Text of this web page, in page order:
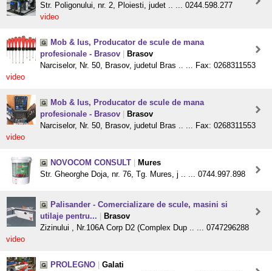
Str. Poligonului, nr. 2, Ploiesti, judet .. ... 0244.598.277
video
Mob & Ius, Producator de scule de mana
profesionale - Brasov
Brasov
Narciselor, Nr. 50, Brasov, judetul Bras .. ... Fax: 0268311553
video
Mob & Ius, Producator de scule de mana
profesionale - Brasov
Brasov
Narciselor, Nr. 50, Brasov, judetul Bras .. ... Fax: 0268311553
video
NOVOCOM CONSULT
Mures
Str. Gheorghe Doja, nr. 76, Tg. Mures, j .. ... 0744.997.898
Palisander - Comercializare de scule, masini si
utilaje pentru...
Brasov
Zizinului , Nr.106A Corp D2 (Complex Dup .. ... 0747296288
video
PROLEGNO
Galati